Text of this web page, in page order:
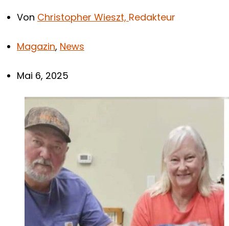
Von Christopher Wieszt, Redakteur
Magazin, News
Mai 6, 2025